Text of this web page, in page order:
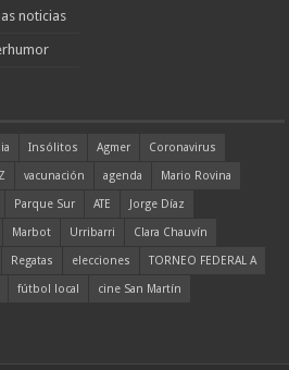
noticias
Insólitos Agmer
Coronavirus
vacunación agenda
Mario Rovina
Parque Sur ATE
Jorge Díaz
Marbot Urribarri
Clara Chauvín
Regatas elecciones
TORNEO FEDERAL A
fútbol local cine San Martín